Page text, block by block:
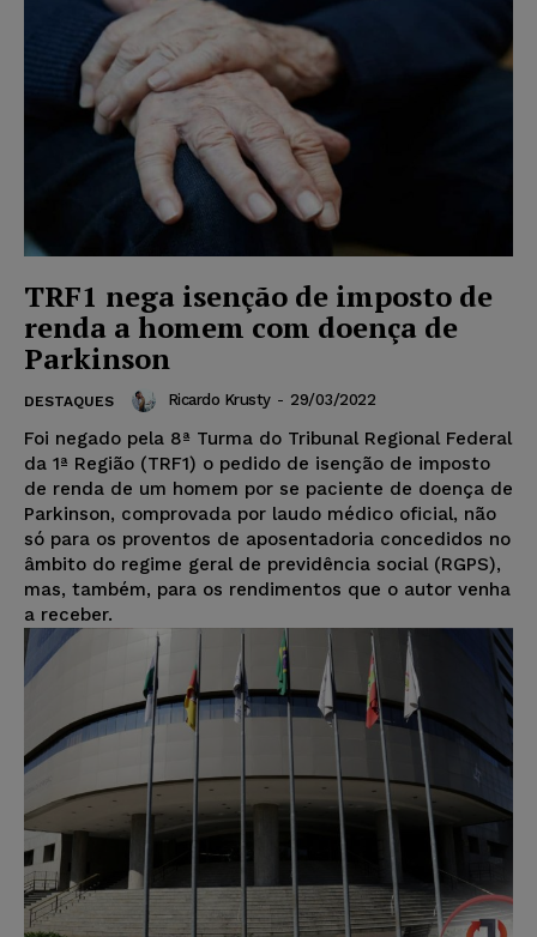
TRF1 nega isenção de imposto de
renda a homem com doença de
Parkinson
DESTAQUES Ricardo Krusty - 29/03/2022
Foi negado pela 8ª Turma do Tribunal Regional Federal
da 1ª Região (TRF1) o pedido de isenção de imposto
de renda de um homem por se paciente de doença de
Parkinson, comprovada por laudo médico oficial, não
só para os proventos de aposentadoria concedidos no
âmbito do regime geral de previdência social (RGPS),
mas, também, para os rendimentos que o autor venha
a receber.